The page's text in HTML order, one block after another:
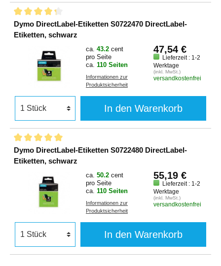
Dymo DirectLabel-Etiketten S0722470 DirectLabel-
Etiketten, schwarz
ca. 43.2 cent
pro Seite
ca. 110 Seiten
Informationen zur
Produktsicherheit
47,54 €
Lieferzeit : 1-2
Werktage
(inkl. MwSt.)
versandkostenfrei
In den Warenkorb
Dymo DirectLabel-Etiketten S0722480 DirectLabel-
Etiketten, schwarz
ca. 50.2 cent
pro Seite
ca. 110 Seiten
Informationen zur
Produktsicherheit
55,19 €
Lieferzeit : 1-2
Werktage
(inkl. MwSt.)
versandkostenfrei
In den Warenkorb